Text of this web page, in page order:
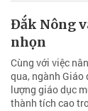
Đắk Nông
nhọn
Cùng với việc
qua, ngành
lượng giáo dục
thành tích cao